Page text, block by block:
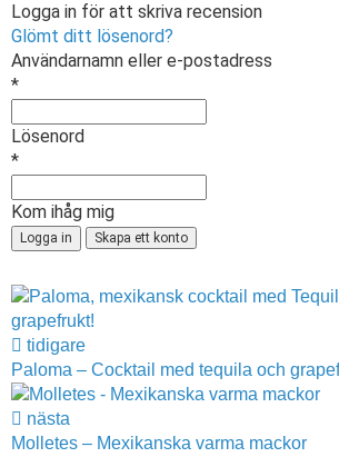
Logga in för att skriva recension
Glömt ditt lösenord?
Användarnamn eller e-postadress
*
Lösenord
*
Kom ihåg mig
tidigare
Paloma – Cocktail med tequila och
nästa
Molletes – Mexikanska varma mackor